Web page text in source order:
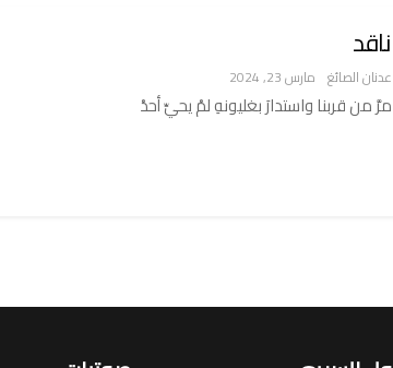
ناقد
عدنان الصائغ مارس 23, 2024
مرَّ من قربنا واستدارَ بغليونهِ لمْ يحيِّ أحدْ